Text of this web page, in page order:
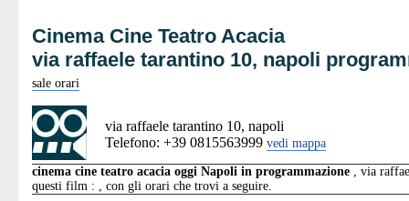
Cinema Cine Teatro Acacia
via raffaele tarantino 10, napoli
sale orari
via raffaele tarantino 10, napoli
Telefono: +39 0815563999 vedi mappa
cinema cine teatro acacia oggi Napoli in programmazione , via
questi film : , con gli orari che trovi a seguire.